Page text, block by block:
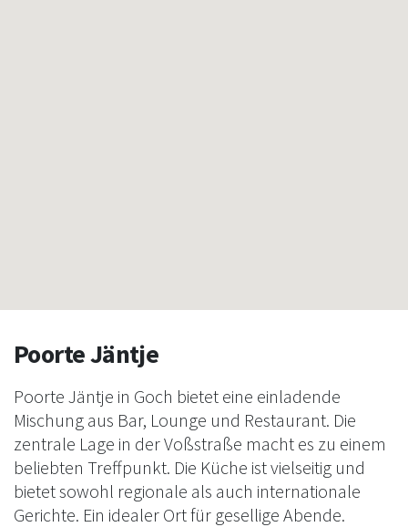
Poorte Jäntje
Poorte Jäntje in Goch bietet eine einladende
Mischung aus Bar, Lounge und Restaurant. Die
zentrale Lage in der Voßstraße macht es zu einem
beliebten Treffpunkt. Die Küche ist vielseitig und
bietet sowohl regionale als auch internationale
Gerichte. Ein idealer Ort für gesellige Abende.